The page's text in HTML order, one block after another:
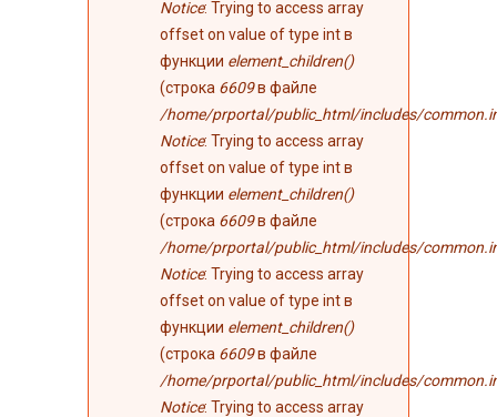
Notice: Trying to access array
offset on value of type int в
функции element_children()
(строка 6609в файле
/home/prportal/public_html/includes/
Notice: Trying to access array
offset on value of type int в
функции element_children()
(строка 6609в файле
/home/prportal/public_html/includes/
Notice: Trying to access array
offset on value of type int в
функции element_children()
(строка 6609в файле
/home/prportal/public_html/includes/
Notice: Trying to access array